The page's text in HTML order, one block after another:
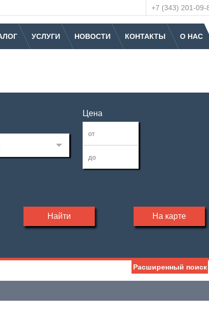
+7 (343) 201-09-
УСЛУГИ НОВОСТИ КОНТАКТЫ О НАС
Цена
—
Найти На карте
Расширенный поиск